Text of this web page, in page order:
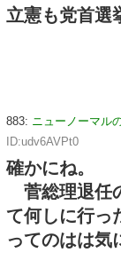
立憲も党首選
883: ニューノーマル
ID:udv6AVPt0
確かにね。
菅総理退任
て何しに行っ
ってのはは気